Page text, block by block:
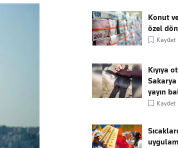
Konut
özel
Kaydet
Kıyıya
yayın
Kaydet